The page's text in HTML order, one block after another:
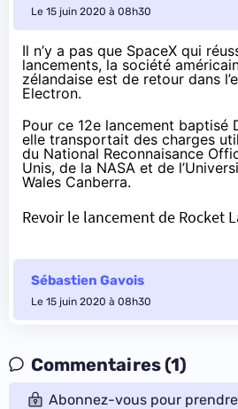
Le 15 juin 2020 à 08h30
Il n’y a pas que SpaceX qui
lancements, la société
zélandaise est de retour dans
Electron.
Pour ce 12e lancement baptisé
elle transportait des charges
du National Reconnaisance
Unis, de la NASA et de
Wales Canberra.
Revoir le lancement de Rocket
Sébastien Gavois
Le 15 juin 2020 à 08h30
Commentaires (1)
Abonnez-vous pour